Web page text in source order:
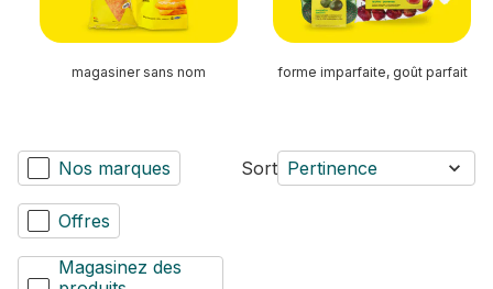
magasiner sans nom forme imparfaite, goût parfait
Nos marques
Offres
Magasinez des
Sort Pertinence